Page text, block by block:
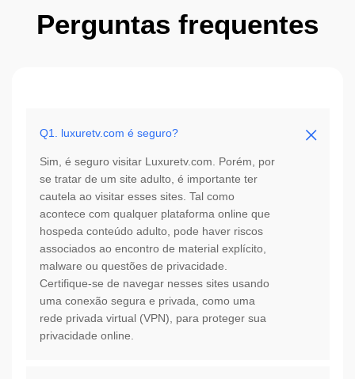
Perguntas frequentes
Q1. luxuretv.com é seguro?
Sim, é seguro visitar Luxuretv.com. Porém, por
se tratar de um site adulto, é importante ter
cautela ao visitar esses sites. Tal como
acontece com qualquer plataforma online que
hospeda conteúdo adulto, pode haver riscos
associados ao encontro de material explícito,
malware ou questões de privacidade.
Certifique-se de navegar nesses sites usando
uma conexão segura e privada, como uma
rede privada virtual (VPN), para proteger sua
privacidade online.